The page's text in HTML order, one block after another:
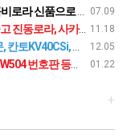
07.09
판 등록된 제품 임대합니다.
11.18
동로라 및 버막 중고 진동로라 입고
12.05
등 다양한 메이커의 번호판 등록된 콤비로라 임대 전문
01.22
비로라 임대는 (주)정일건설기계로 문의
+